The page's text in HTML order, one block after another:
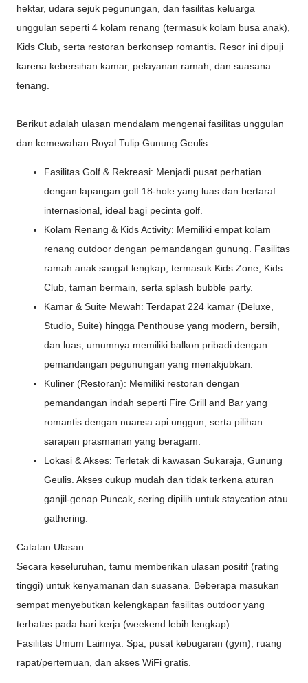
hektar, udara sejuk pegunungan, dan fasilitas keluarga
unggulan seperti 4 kolam renang (termasuk kolam busa anak),
Kids Club, serta restoran berkonsep romantis. Resor ini dipuji
karena kebersihan kamar, pelayanan ramah, dan suasana
tenang.
Berikut adalah ulasan mendalam mengenai fasilitas unggulan
dan kemewahan Royal Tulip Gunung Geulis:
Fasilitas Golf & Rekreasi: Menjadi pusat perhatian
dengan lapangan golf 18-hole yang luas dan bertaraf
internasional, ideal bagi pecinta golf.
Kolam Renang & Kids Activity: Memiliki empat kolam
renang outdoor dengan pemandangan gunung. Fasilitas
ramah anak sangat lengkap, termasuk Kids Zone, Kids
Club, taman bermain, serta splash bubble party.
Kamar & Suite Mewah: Terdapat 224 kamar (Deluxe,
Studio, Suite) hingga Penthouse yang modern, bersih,
dan luas, umumnya memiliki balkon pribadi dengan
pemandangan pegunungan yang menakjubkan.
Kuliner (Restoran): Memiliki restoran dengan
pemandangan indah seperti Fire Grill and Bar yang
romantis dengan nuansa api unggun, serta pilihan
sarapan prasmanan yang beragam.
Lokasi & Akses: Terletak di kawasan Sukaraja, Gunung
Geulis. Akses cukup mudah dan tidak terkena aturan
ganjil-genap Puncak, sering dipilih untuk staycation atau
gathering.
Catatan Ulasan:
Secara keseluruhan, tamu memberikan ulasan positif (rating
tinggi) untuk kenyamanan dan suasana. Beberapa masukan
sempat menyebutkan kelengkapan fasilitas outdoor yang
terbatas pada hari kerja (weekend lebih lengkap).
Fasilitas Umum Lainnya: Spa, pusat kebugaran (gym), ruang
rapat/pertemuan, dan akses WiFi gratis.